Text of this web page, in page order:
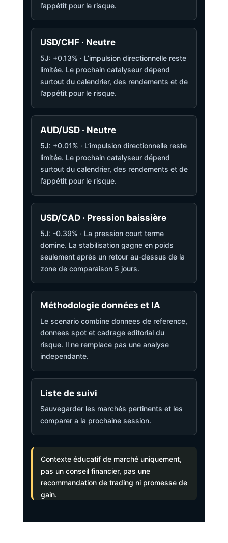
l’appétit pour le risque.
USD/CHF · Neutre
5J: +0.13% · L’impulsion directionnelle reste
limitée. Le prochain catalyseur dépend
surtout du calendrier, des rendements et de
l’appétit pour le risque.
AUD/USD · Neutre
5J: +0.01% · L’impulsion directionnelle reste
limitée. Le prochain catalyseur dépend
surtout du calendrier, des rendements et de
l’appétit pour le risque.
USD/CAD · Pression baissière
5J: -0.39% · La pression court terme
domine. La stabilisation gagne en poids
seulement après un retour au-dessus de la
zone de comparaison 5 jours.
Méthodologie données et IA
Le scenario combine donnees de reference,
donnees spot et cadrage editorial du
risque. Il ne remplace pas une analyse
independante.
Liste de suivi
Sauvegarder les marchés pertinents et les
comparer a la prochaine session.
Contexte éducatif de marché uniquement,
pas un conseil financier, pas une
recommandation de trading ni promesse de
gain.